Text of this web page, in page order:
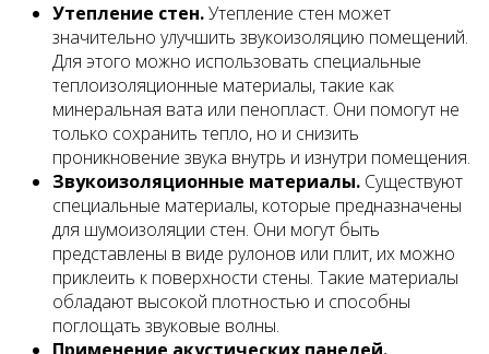
Утепление стен.Утепление стен может
значительно улучшить звукоизоляцию помещений.
Для этого можно использовать специальные
теплоизоляционные материалы, такие как
минеральная вата или пенопласт. Они помогут не
только сохранить тепло, но и снизить
проникновение звука внутрь и изнутри помещения.
Звукоизоляционные материалы. Существуют
специальные материалы, которые предназначены
для шумоизоляции стен. Они могут быть
представлены в виде рулонов или плит, их можно
приклеить к поверхности стены. Такие материалы
обладают высокой плотностью и способны
поглощать звуковые волны.